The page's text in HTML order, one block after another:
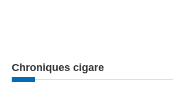
Chroniques cigare